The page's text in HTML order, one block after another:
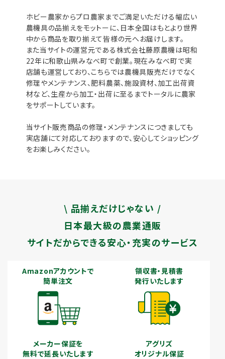
ホビー農家からプロ農家までご満足いただける幅広い
農機具の品揃えをモットーに、日本全国はもとより世界
中から商品を取り揃えて皆様の元へお届けします。
また当サイトの運営元である株式会社藤原農機は昭和
22年に和歌山県みなべ町で創業。現在みなべ町で実
店舗も運営しており、こちらでは農機具販売だけでなく
修理やメンテナンス、肥料農薬、施設資材、加工出荷資
材など、生産から加工・出荷に至るまでトータルに農家
をサポートしています。
当サイト販売商品の修理・メンテナンスにつきましても
実店舗にて対応しておりますので、安心してショッピング
をお楽しみください。
\ 品揃えだけじゃない /
日本最大級の農業通販
サイトだからできる安心・充実のサービス
Amazonアカウントで
簡単注文
領収書・見積書
発行いたします
メーカー保証を
無料で延長いたします
アグリズ
オリジナル保証